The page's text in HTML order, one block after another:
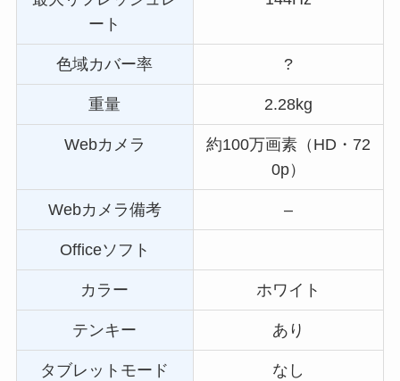
ート
色域カバー率 ?
重量 2.28kg
Webカメラ
約100万画素（HD・72
0p）
Webカメラ備考 –
Officeソフト
カラー ホワイト
テンキー あり
タブレットモード なし